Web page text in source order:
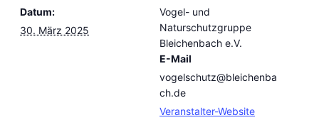
Datum:
30. März 2025
Vogel- und
Naturschutzgruppe
Bleichenbach e.V.
E-Mail
vogelschutz@bleichenba
ch.de
Veranstalter-Website